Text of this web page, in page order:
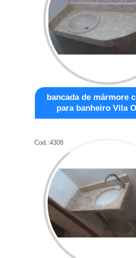
bancada de mármore
para banheiro Vila
Cod.:4308